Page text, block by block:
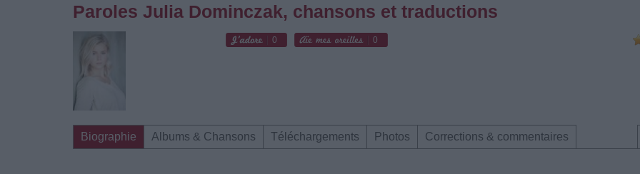
Paroles Julia Dominczak, chansons et traductions
0 0
Biographie Albums & Chansons Téléchargements Photos Corrections & commentaires